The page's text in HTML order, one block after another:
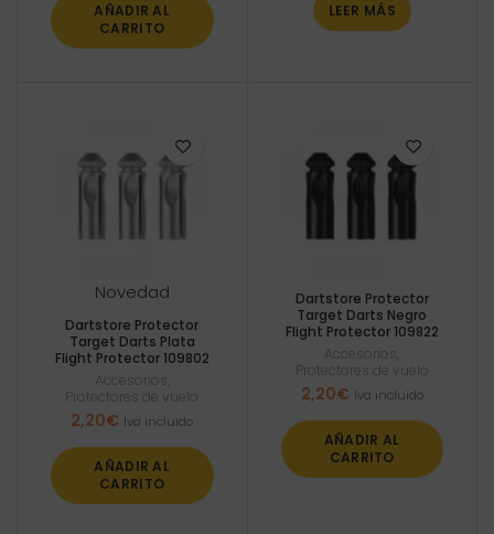
AÑADIR AL
CARRITO
LEER MÁS
Novedad
Dartstore Protector
Target Darts Plata
Flight Protector 109802
Accesorios
Protectores de vuelo
2,20€ Iva incluido
AÑADIR AL
CARRITO
Dartstore Protector
Target Darts Negro
Flight Protector 109822
Accesorios
Protectores de vuelo
2,20€ Iva incluido
AÑADIR AL
CARRITO